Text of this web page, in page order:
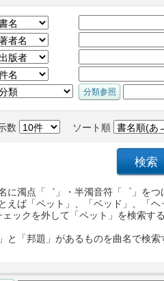
数 ソート順
に濁点「゛」・半濁音符「゜」を
えば「ペット」、「ベッド」、「
ェックを外して「ペット」を検索
と「邦題」があるものを曲名で検